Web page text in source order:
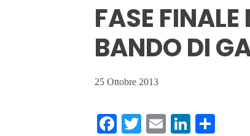
FASE
BANDO DI
25 Ottobre 2013
Facebook
Twitter
Email